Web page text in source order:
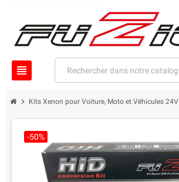
view_headline
chevron_right Kits Xenon pour Voiture, Moto et Véhicules 24V
-50%